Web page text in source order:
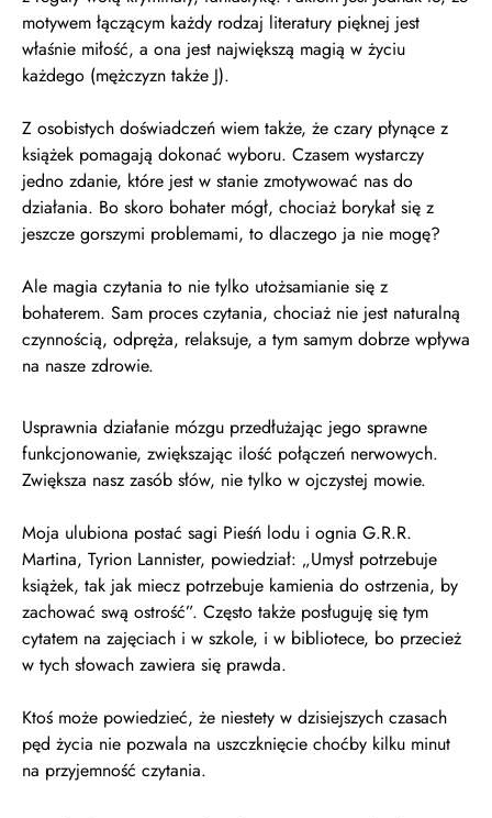
motywem łączącym każdy rodzaj literatury pięknej jest
właśnie miłość, a ona jest największą magią w życiu
każdego (mężczyzn także J).
Z osobistych doświadczeń wiem także, że czary płynące z
książek pomagają dokonać wyboru. Czasem wystarczy
jedno zdanie, które jest w stanie zmotywować nas do
działania. Bo skoro bohater mógł, chociaż borykał się z
jeszcze gorszymi problemami, to dlaczego ja nie mogę?
Ale magia czytania to nie tylko utożsamianie się z
bohaterem. Sam proces czytania, chociaż nie jest naturalną
czynnością, odpręża, relaksuje, a tym samym dobrze wpływa
na nasze zdrowie.
Usprawnia działanie mózgu przedłużając jego sprawne
funkcjonowanie, zwiększając ilość połączeń nerwowych.
Zwiększa nasz zasób słów, nie tylko w ojczystej mowie.
Moja ulubiona postać sagi Pieśń lodu i ognia G.R.R.
Martina, Tyrion Lannister, powiedział: „Umysł potrzebuje
książek, tak jak miecz potrzebuje kamienia do ostrzenia, by
zachować swą ostrość”. Często także posługuję się tym
cytatem na zajęciach i w szkole, i w bibliotece, bo przecież
w tych słowach zawiera się prawda.
Ktoś może powiedzieć, że niestety w dzisiejszych czasach
pęd życia nie pozwala na uszczknięcie choćby kilku minut
na przyjemność czytania.